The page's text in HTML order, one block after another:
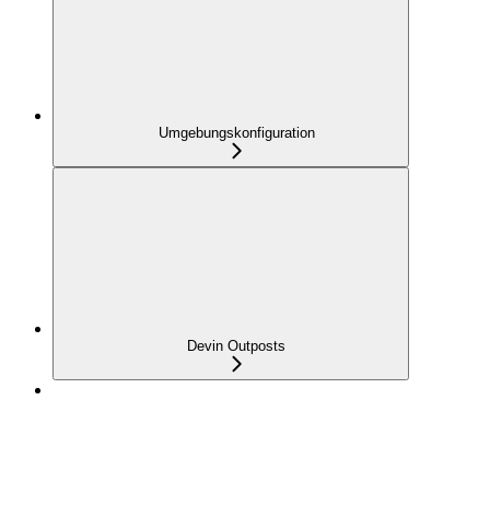
Umgebungskonfiguration
Devin Outposts